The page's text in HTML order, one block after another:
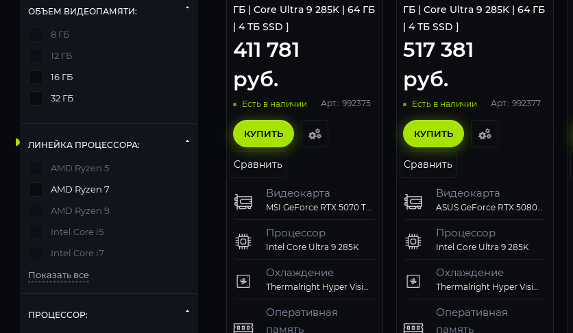
ГБ | Core Ultra 9 285K | 64 ГБ
| 4 ТБ SSD ]
411 781
руб.
Есть в наличии Арт.: 992375
КУПИТЬ
Сравнить
Видеокарта
MSI GeForce RTX 5070 Ti SHADOW 3X OC 16G
Процессор
Intel Core Ultra 9 285K
Охлаждение
Thermalright Hyper Vision 360 ARGB Black
Оперативная
память
ГБ | Core Ultra 9 285K | 64 ГБ
| 4 ТБ SSD ]
517 381
руб.
Есть в наличии Арт.: 992377
КУПИТЬ
Сравнить
Видеокарта
ASUS GeForce RTX 5080 ROG Astral OC 16Gb
Процессор
Intel Core Ultra 9 285K
Охлаждение
Thermalright Hyper Vision 360 ARGB Black
Оперативная
память
ОБЪЕМ ВИДЕОПАМЯТИ:
8 ГБ
12 ГБ
16 ГБ
32 ГБ
ЛИНЕЙКА ПРОЦЕССОРА:
AMD Ryzen 5
AMD Ryzen 7
AMD Ryzen 9
Intel Core i5
Intel Core i7
Показать все
ПРОЦЕССОР: